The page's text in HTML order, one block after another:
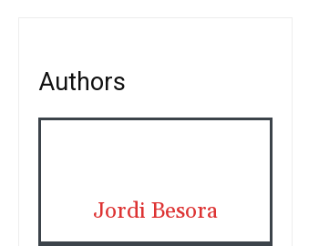
Authors
Jordi Besora